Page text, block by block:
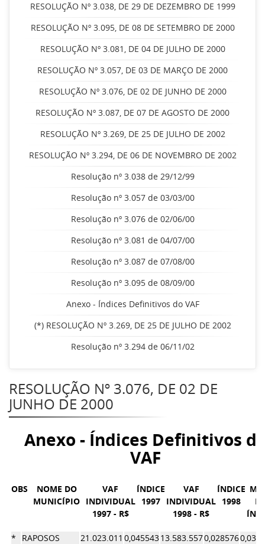
RESOLUÇÃO Nº 3.038, DE 29 DE DEZEMBRO DE 1999
RESOLUÇÃO Nº 3.095, DE 08 DE SETEMBRO DE 2000
RESOLUÇÃO Nº 3.081, DE 04 DE JULHO DE 2000
RESOLUÇÃO Nº 3.057, DE 03 DE MARÇO DE 2000
RESOLUÇÃO Nº 3.076, DE 02 DE JUNHO DE 2000
RESOLUÇÃO Nº 3.087, DE 07 DE AGOSTO DE 2000
RESOLUÇÃO Nº 3.269, DE 25 DE JULHO DE 2002
RESOLUÇÃO Nº 3.294, DE 06 DE NOVEMBRO DE 2002
Resolução nº 3.038 de 29/12/99
Resolução nº 3.057 de 03/03/00
Resolução nº 3.076 de 02/06/00
Resolução nº 3.081 de 04/07/00
Resolução nº 3.087 de 07/08/00
Resolução nº 3.095 de 08/09/00
Anexo - Índices Definitivos do VAF
(*) RESOLUÇÃO Nº 3.269, DE 25 DE JULHO DE 2002
Resolução nº 3.294 de 06/11/02
RESOLUÇÃO Nº 3.076, DE 02 DE
JUNHO DE 2000
Anexo - Índices Definitivos
VAF
OBS
NOME DO
MUNICÍPIO
VAF
INDIVIDUAL
1997 - R$
ÍNDICE
1997
VAF
INDIVIDUAL
1998 - R$
ÍNDICE
1998
*
RAPOSOS 21.023.011 0,04554313.583.5570,028576